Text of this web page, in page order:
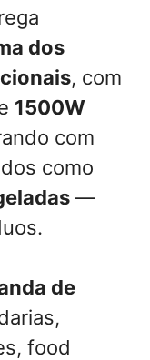
dos
, com
1500W
com
como
—
de
food